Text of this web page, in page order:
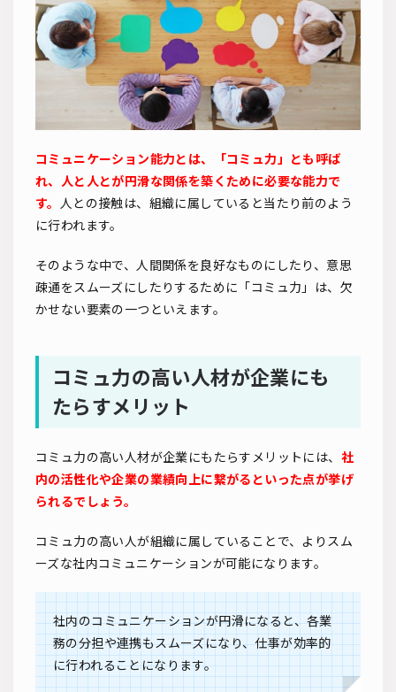
コミュニケーション能力とは、「コミュ力」とも呼ば
れ、人と人とが円滑な関係を築くために必要な能力で
す。
人との接触は、組織に属していると当たり前のよう
に行われます。
そのような中で、人間関係を良好なものにしたり、意思
疎通をスムーズにしたりするために「コミュ力」は、欠
かせない要素の一つといえます。
コミュ力の高い人材が企業にも
たらすメリット
コミュ力の高い人材が企業にもたらすメリットには、 社
内の活性化や企業の業績向上に繋がるといった点が挙げ
られるでしょう。
コミュ力の高い人が組織に属していることで、よりスム
ーズな社内コミュニケーションが可能になります。
社内のコミュニケーションが円滑になると、各業
務の分担や連携もスムーズになり、仕事が効率的
に行われることになります。